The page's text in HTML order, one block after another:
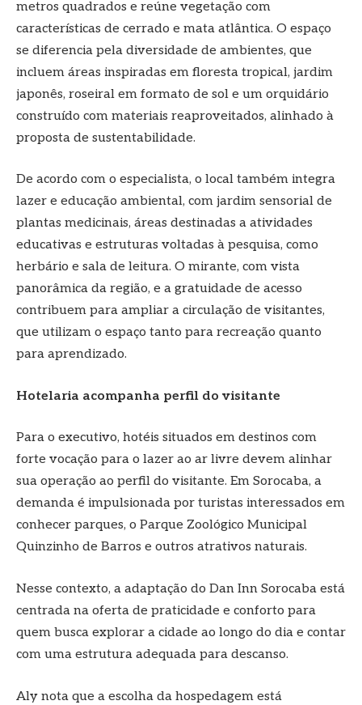
metros quadrados e reúne vegetação com
características de cerrado e mata atlântica. O espaço
se diferencia pela diversidade de ambientes, que
incluem áreas inspiradas em floresta tropical, jardim
japonês, roseiral em formato de sol e um orquidário
construído com materiais reaproveitados, alinhado à
proposta de sustentabilidade.
De acordo com o especialista, o local também integra
lazer e educação ambiental, com jardim sensorial de
plantas medicinais, áreas destinadas a atividades
educativas e estruturas voltadas à pesquisa, como
herbário e sala de leitura. O mirante, com vista
panorâmica da região, e a gratuidade de acesso
contribuem para ampliar a circulação de visitantes,
que utilizam o espaço tanto para recreação quanto
para aprendizado.
Hotelaria acompanha perfil do visitante
Para o executivo, hotéis situados em destinos com
forte vocação para o lazer ao ar livre devem alinhar
sua operação ao perfil do visitante. Em Sorocaba, a
demanda é impulsionada por turistas interessados em
conhecer parques, o Parque Zoológico Municipal
Quinzinho de Barros e outros atrativos naturais.
Nesse contexto, a adaptação do Dan Inn Sorocaba está
centrada na oferta de praticidade e conforto para
quem busca explorar a cidade ao longo do dia e contar
com uma estrutura adequada para descanso.
Aly nota que a escolha da hospedagem está